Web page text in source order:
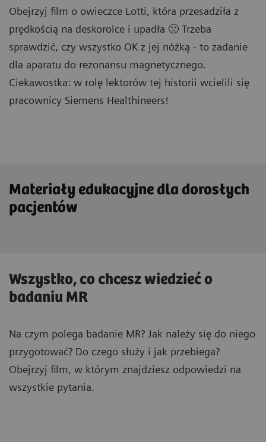
Obejrzyj film o owieczce Lotti, która przesadziła z
prędkością na deskorolce i upadła 🙁 Trzeba
sprawdzić, czy wszystko OK z jej nóżką - to zadanie
dla aparatu do rezonansu magnetycznego.
Ciekawostka: w rolę lektorów tej historii wcielili się
pracownicy Siemens Healthineers!
Materiały edukacyjne dla dorosłych
pacjentów
Wszystko, co chcesz wiedzieć o
badaniu MR
Na czym polega badanie MR? Jak należy się do niego
przygotować? Do czego służy i jak przebiega?
Obejrzyj film, w którym znajdziesz odpowiedzi na
wszystkie pytania.